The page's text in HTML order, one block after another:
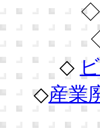
◇
◇
◇産業